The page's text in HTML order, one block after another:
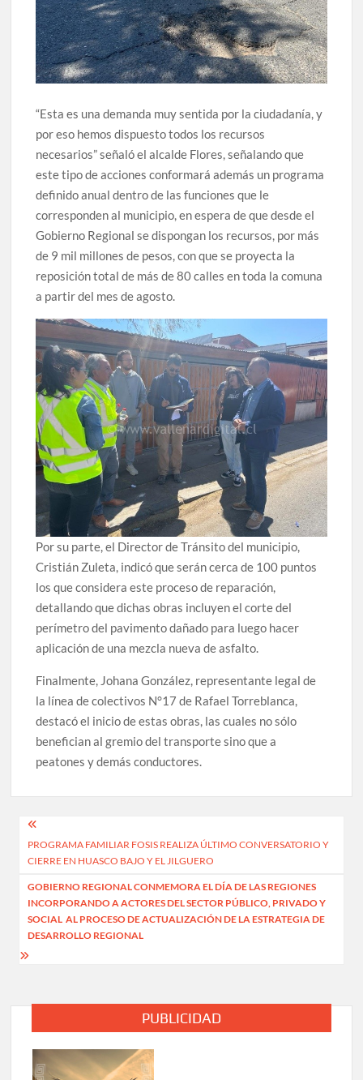
“Esta es una demanda muy sentida por la ciudadanía, y
por eso hemos dispuesto todos los recursos
necesarios” señaló el alcalde Flores, señalando que
este tipo de acciones conformará además un programa
definido anual dentro de las funciones que le
corresponden al municipio, en espera de que desde el
Gobierno Regional se dispongan los recursos, por más
de 9 mil millones de pesos, con que se proyecta la
reposición total de más de 80 calles en toda la comuna
a partir del mes de agosto.
Por su parte, el Director de Tránsito del municipio,
Cristián Zuleta, indicó que serán cerca de 100 puntos
los que considera este proceso de reparación,
detallando que dichas obras incluyen el corte del
perímetro del pavimento dañado para luego hacer
aplicación de una mezcla nueva de asfalto.
Finalmente, Johana González, representante legal de
la línea de colectivos N°17 de Rafael Torreblanca,
destacó el inicio de estas obras, las cuales no sólo
benefician al gremio del transporte sino que a
peatones y demás conductores.
Navegación
de
entradas
PROGRAMA FAMILIAR FOSIS REALIZA ÚLTIMO CONVERSATORIO Y
CIERRE EN HUASCO BAJO Y EL JILGUERO
GOBIERNO REGIONAL CONMEMORA EL DÍA DE LAS REGIONES
INCORPORANDO A ACTORES DEL SECTOR PÚBLICO, PRIVADO Y
SOCIAL AL PROCESO DE ACTUALIZACIÓN DE LA ESTRATEGIA DE
DESARROLLO REGIONAL
PUBLICIDAD